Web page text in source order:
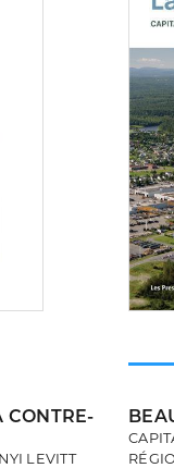
CONTRE-
LEVITT